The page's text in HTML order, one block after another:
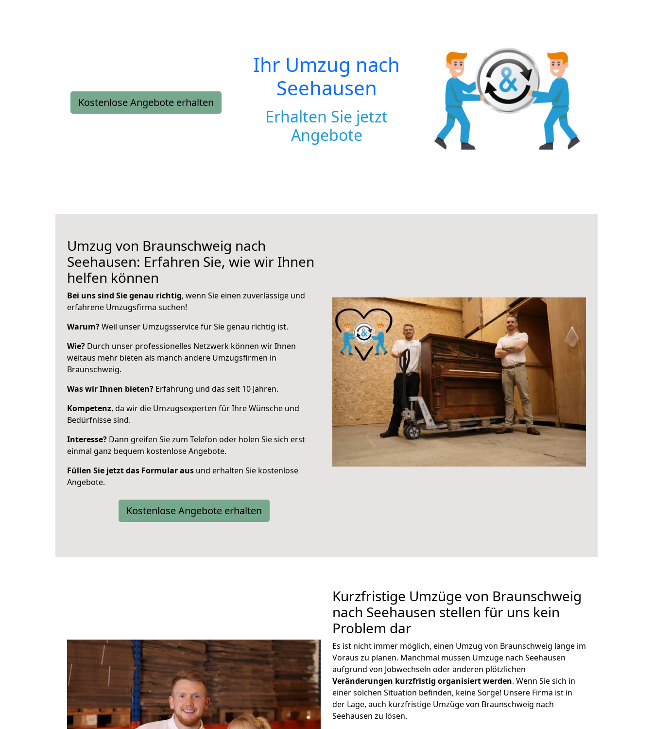
Kostenlose Angebote erhalten
Ihr Umzug nach
Seehausen
Erhalten Sie jetzt
Angebote
Umzug von Braunschweig nach
Seehausen: Erfahren Sie, wie wir Ihnen
helfen können
Bei uns sind Sie genau richtig, wenn Sie einen zuverlässige und
erfahrene Umzugsfirma suchen!
Warum?Weil unser Umzugsservice für Sie genau richtig ist.
Wie? Durch unser professionelles Netzwerk können wir Ihnen
weitaus mehr bieten als manch andere Umzugsfirmen in
Braunschweig.
Was wir Ihnen bieten? Erfahrung und das seit 10 Jahren.
Kompetenz, da wir die Umzugsexperten für Ihre Wünsche und
Bedürfnisse sind.
Interesse? Dann greifen Sie zum Telefon oder holen Sie sich erst
einmal ganz bequem kostenlose Angebote.
Füllen Sie jetzt das Formular aus und erhalten Sie kostenlose
Angebote.
Kostenlose Angebote erhalten
Kurzfristige Umzüge von Braunschweig
nach Seehausen stellen für uns kein
Problem dar
Es ist nicht immer möglich, einen Umzug von Braunschweig lange im
Voraus zu planen. Manchmal müssen Umzüge nach Seehausen
aufgrund von Jobwechseln oder anderen plötzlichen
Veränderungen kurzfristig organisiert werden. Wenn Sie sich in
einer solchen Situation befinden, keine Sorge! Unsere Firma ist in
der Lage, auch kurzfristige Umzüge von Braunschweig nach
Seehausen zu lösen.